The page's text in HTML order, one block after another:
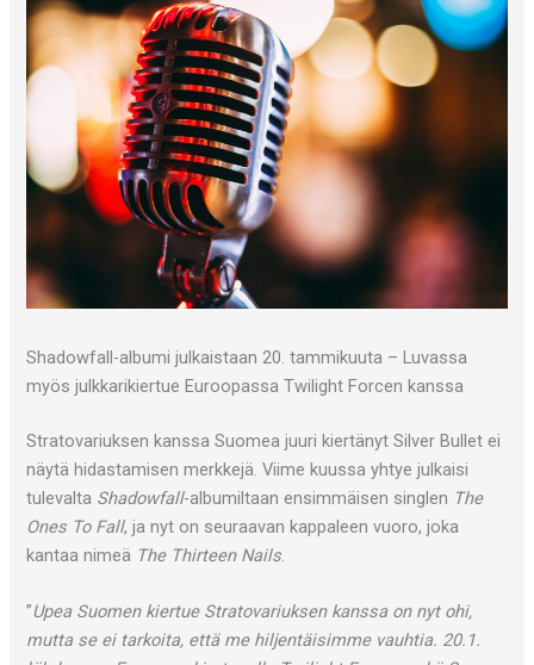
Shadowfall-albumi julkaistaan 20. tammikuuta – Luvassa
myös julkkarikiertue Euroopassa Twilight Forcen kanssa
Stratovariuksen kanssa Suomea juuri kiertänyt Silver Bullet ei
näytä hidastamisen merkkejä. Viime kuussa yhtye julkaisi
tulevalta Shadowfall-albumiltaan ensimmäisen singlen The
Ones To Fall, ja nyt on seuraavan kappaleen vuoro, joka
kantaa nimeä The Thirteen Nails.
”Upea Suomen kiertue Stratovariuksen kanssa on nyt ohi,
mutta se ei tarkoita, että me hiljentäisimme vauhtia. 20.1.